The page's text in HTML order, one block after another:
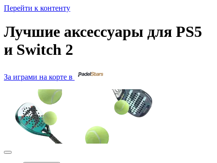
Перейти к контенту
Лучшие аксессуары для PS5
и Switch 2
За играми на корте в